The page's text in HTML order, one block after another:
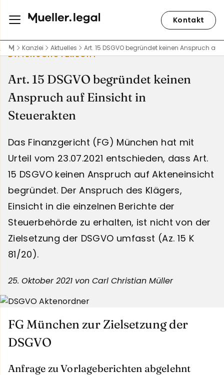
Kontakt
Kanzlei Aktuelles Art. 15 DSGVO begründet keinen Anspruch
DATENSCHUTZRECHT
Art. 15 DSGVO begründet keinen
Anspruch auf Einsicht in
Steuerakten
Das Finanzgericht (FG) München hat mit
Urteil vom 23.07.2021 entschieden, dass Art.
15 DSGVO keinen Anspruch auf Akteneinsicht
begründet. Der Anspruch des Klägers,
Einsicht in die einzelnen Berichte der
Steuerbehörde zu erhalten, ist nicht von der
Zielsetzung der DSGVO umfasst (Az. 15 K
81/20).
25. Oktober 2021 von Carl Christian Müller
FG München zur Zielsetzung der
DSGVO
Anfrage zu Vorlageberichten abgelehnt